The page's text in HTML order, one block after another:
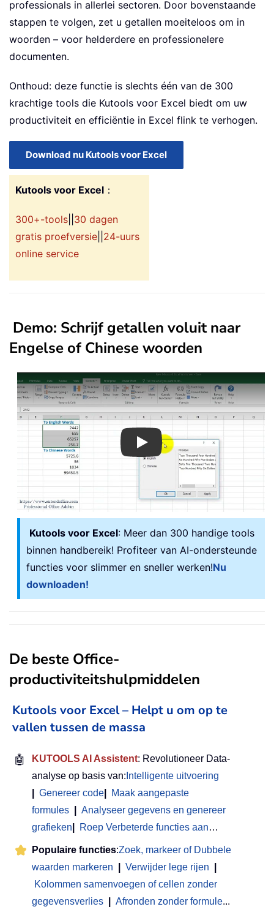
professionals in allerlei sectoren. Door bovenstaande
stappen te volgen, zet u getallen moeiteloos om in
woorden – voor helderdere en professionelere
documenten.
Onthoud: deze functie is slechts één van de 300
krachtige tools die Kutools voor Excel biedt om uw
productiviteit en efficiëntie in Excel flink te verhogen.
Download nu Kutools voor Excel
Kutools voor Excel ：
300+-tools 30 dagen
gratis proefversie 24-uurs
online service
Demo: Schrijf getallen voluit naar
Engelse of Chinese woorden
Play
Kutools voor Excel: Meer dan 300 handige tools
binnen handbereik! Profiteer van AI-ondersteunde
functies voor slimmer en sneller werken!Nu
downloaden!
De beste Office-
productiviteitshulpmiddelen
Kutools voor Excel – Helpt u om op te
vallen tussen de massa
🤖 KUTOOLS AI Assistent: Revolutioneer Data-
analyse op basis van: Intelligente uitvoering
Genereer code
Maak aangepaste
formules
Analyseer gegevens en genereer
grafieken
Roep Verbeterde functies aan…
Populaire functies:Zoek, markeer of Dubbele
waarden markeren
Verwijder lege rijen
Kolommen samenvoegen of cellen zonder
gegevensverlies
Afronden zonder formule...